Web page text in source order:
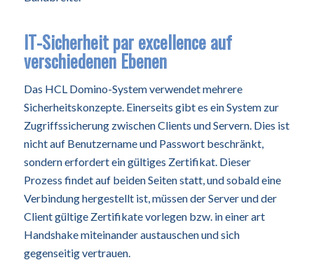
IT-Sicherheit par excellence auf
verschiedenen Ebenen
Das HCL Domino-System verwendet mehrere
Sicherheitskonzepte. Einerseits gibt es ein System zur
Zugriffssicherung zwischen Clients und Servern. Dies ist
nicht auf Benutzername und Passwort beschränkt,
sondern erfordert ein gültiges Zertifikat. Dieser
Prozess findet auf beiden Seiten statt, und sobald eine
Verbindung hergestellt ist, müssen der Server und der
Client gültige Zertifikate vorlegen bzw. in einer art
Handshake miteinander austauschen und sich
gegenseitig vertrauen.